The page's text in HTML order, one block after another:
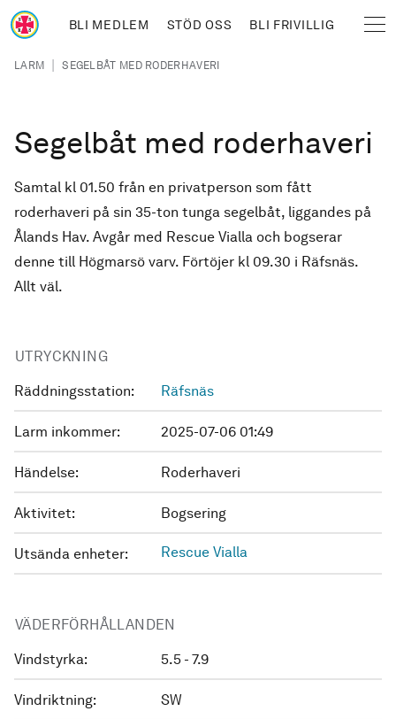
Hoppa till huvudinnehåll
BLI MEDLEM STÖD OSS BLI FRIVILLIG
Länkstig
LARM | SEGELBÅT MED RODERHAVERI
Segelbåt med roderhaveri
Samtal kl 01.50 från en privatperson som fått
roderhaveri på sin 35-ton tunga segelbåt, liggandes på
Ålands Hav. Avgår med Rescue Vialla och bogserar
denne till Högmarsö varv. Förtöjer kl 09.30 i Räfsnäs.
Allt väl.
UTRYCKNING
Räddningsstation: Räfsnäs
Larm inkommer: 2025-07-06 01:49
Händelse: Roderhaveri
Aktivitet: Bogsering
Utsända enheter: Rescue Vialla
VÄDERFÖRHÅLLANDEN
Vindstyrka: 5.5 - 7.9
Vindriktning: SW